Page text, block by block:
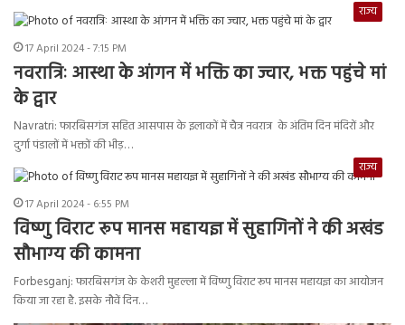
राज्य
17 April 2024 - 7:15 PM
नवरात्रिः आस्था के आंगन में भक्ति का ज्वार, भक्त पहुंचे मां
के द्वार
Navratri: फारबिसगंज सहित आसपास के इलाकों में चैत्र नवरात्र के अंतिम दिन मंदिरों और
दुर्गा पंडालों में भक्तों की भीड़…
राज्य
17 April 2024 - 6:55 PM
विष्णु विराट रूप मानस महायज्ञ में सुहागिनों ने की अखंड
सौभाग्य की कामना
Forbesganj: फारबिसगंज के केशरी मुहल्ला में विष्णु विराट रूप मानस महायज्ञ का आयोजन
किया जा रहा है. इसके नौवें दिन…